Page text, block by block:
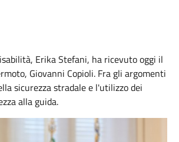
Erika Stefani, ha ricevuto oggi il
Giovanni Copioli. Fra gli argomenti
sicurezza stradale e l'utilizzo dei
alla guida.